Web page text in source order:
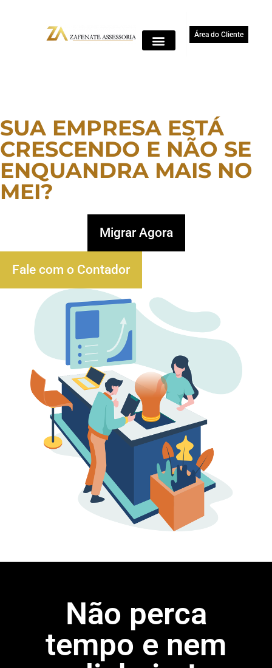
Área do Cliente
SUA EMPRESA ESTÁ
CRESCENDO E NÃO SE
ENQUANDRA MAIS NO
MEI?
Migrar Agora
Fale com o Contador
Não perca
tempo e nem